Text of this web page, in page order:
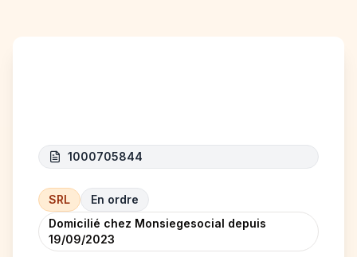
1000705844
SRL
En ordre
Domicilié chez Monsiegesocial depuis
19/09/2023